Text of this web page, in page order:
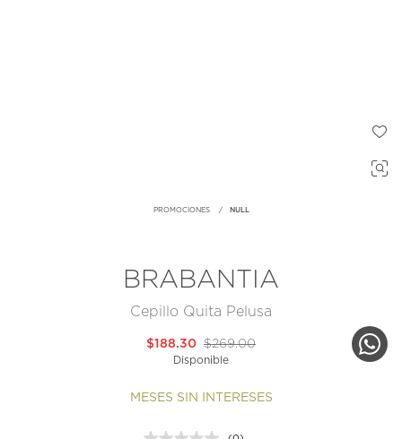
PROMOCIONES NULL
BRABANTIA
Cepillo Quita Pelusa
$269.00
$188.30
Disponible
MESES SIN INTERESES